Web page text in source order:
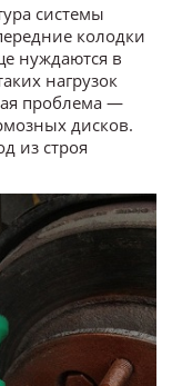
системы
колодки
нуждаются в
нагрузок
проблема —
дисков.
из строя